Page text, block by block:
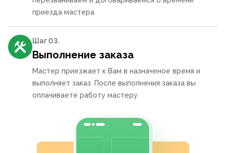
приезда мастера
Шаг 03.
Выполнение заказа
Мастер приезжает к Вам в назначеное время и
выполняет заказ. После выполнения заказа вы
оплачиваете работу мастеру